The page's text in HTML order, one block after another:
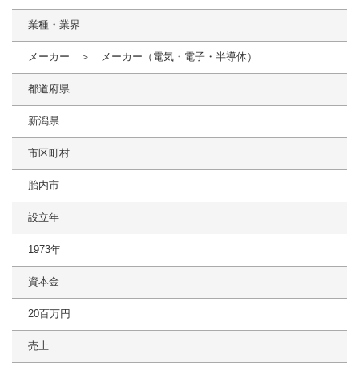
業種・業界
メーカー ＞ メーカー（電気・電子・半導体）
都道府県
新潟県
市区町村
胎内市
設立年
1973年
資本金
20百万円
売上